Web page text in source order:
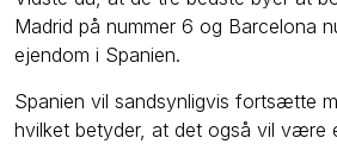
Madrid på nummer 6 og Barcelona
ejendom i Spanien.
Spanien vil sandsynligvis fortsætte
hvilket betyder, at det også vil være